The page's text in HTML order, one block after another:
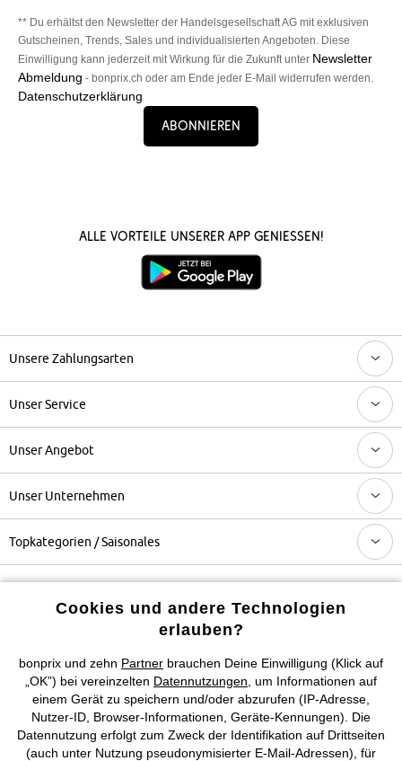
** Du erhältst den Newsletter der Handelsgesellschaft AG mit exklusiven
Gutscheinen, Trends, Sales und individualisierten Angeboten. Diese
Einwilligung kann jederzeit mit Wirkung für die Zukunft unter Newsletter
Abmeldung - bonprix.ch oder am Ende jeder E-Mail widerrufen werden.
Datenschutzerklärung
Abonnieren
Alle Vorteile unserer App genießen!
Unsere Zahlungsarten
Unser Service
Unser Angebot
Unser Unternehmen
Topkategorien / Saisonales
Mehr von bonprix auf
Preisangaben inkl. gesetzl. MwSt. und zzgl.
Service- &
Versandkosten
AGB Datenschutz Cookie-Einstellungen Impressum
Cookies und andere Technologien
erlauben?
bonprix und zehn Partner brauchen Deine Einwilligung (Klick auf
„OK”) bei vereinzelten Datennutzungen , um Informationen auf
einem Gerät zu speichern und/oder abzurufen (IP-Adresse,
Nutzer-ID, Browser-Informationen, Geräte-Kennungen). Die
Datennutzung erfolgt zum Zweck der Identifikation auf Drittseiten
(auch unter Nutzung pseudonymisierter E-Mail-Adressen), für